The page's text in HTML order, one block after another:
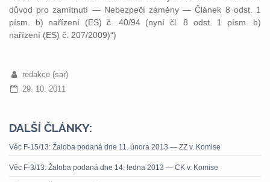
důvod pro zamítnutí — Nebezpečí záměny — Článek 8 odst. 1
písm. b) nařízení (ES) č. 40/94 (nyní čl. 8 odst. 1 písm. b)
nařízení (ES) č. 207/2009)“)
redakce (sar)
29. 10. 2011
DALŠÍ ČLÁNKY:
Věc F-15/13: Žaloba podaná dne 11. února 2013 — ZZ v. Komise
Věc F-3/13: Žaloba podaná dne 14. ledna 2013 — CK v. Komise